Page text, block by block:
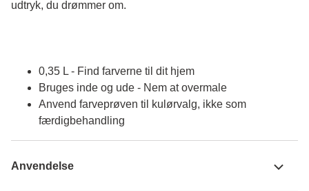
udtryk, du drømmer om.
0,35 L - Find farverne til dit hjem
Bruges inde og ude - Nem at overmale
Anvend farveprøven til kulørvalg, ikke som
færdigbehandling
Anvendelse